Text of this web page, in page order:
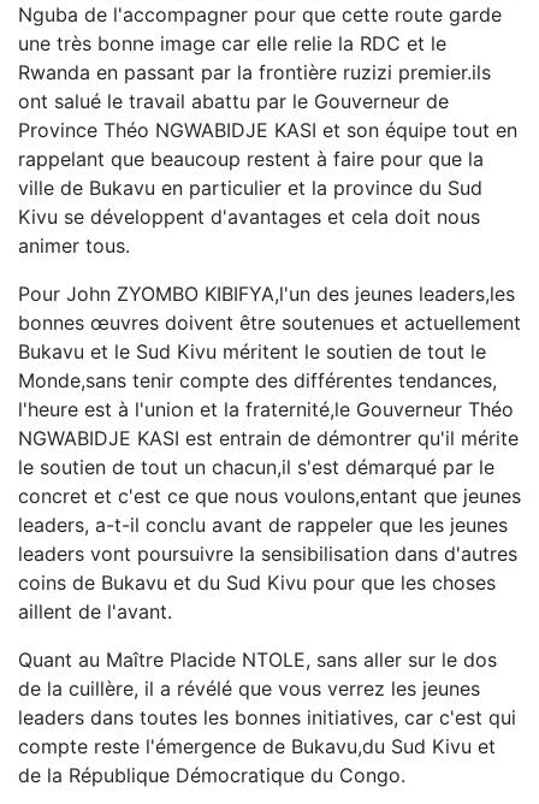
Nguba de l'accompagner pour que cette route garde
une très bonne image car elle relie la RDC et le
Rwanda en passant par la frontière ruzizi premier.ils
ont salué le travail abattu par le Gouverneur de
Province Théo NGWABIDJE KASI et son équipe tout en
rappelant que beaucoup restent à faire pour que la
ville de Bukavu en particulier et la province du Sud
Kivu se développent d'avantages et cela doit nous
animer tous.
Pour John ZYOMBO KIBIFYA,l'un des jeunes leaders,les
bonnes œuvres doivent être soutenues et actuellement
Bukavu et le Sud Kivu méritent le soutien de tout le
Monde,sans tenir compte des différentes tendances,
l'heure est à l'union et la fraternité,le Gouverneur Théo
NGWABIDJE KASI est entrain de démontrer qu'il mérite
le soutien de tout un chacun,il s'est démarqué par le
concret et c'est ce que nous voulons,entant que jeunes
leaders, a-t-il conclu avant de rappeler que les jeunes
leaders vont poursuivre la sensibilisation dans d'autres
coins de Bukavu et du Sud Kivu pour que les choses
aillent de l'avant.
Quant au Maître Placide NTOLE, sans aller sur le dos
de la cuillère, il a révélé que vous verrez les jeunes
leaders dans toutes les bonnes initiatives, car c'est qui
compte reste l'émergence de Bukavu,du Sud Kivu et
de la République Démocratique du Congo.